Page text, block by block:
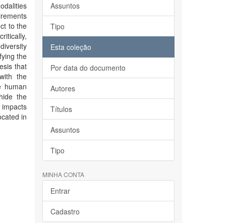
to the
the
that
the
human
the
in
Assuntos
Tipo
Esta coleção
Por data do documento
Autores
Títulos
Assuntos
Tipo
MINHA CONTA
Entrar
Cadastro